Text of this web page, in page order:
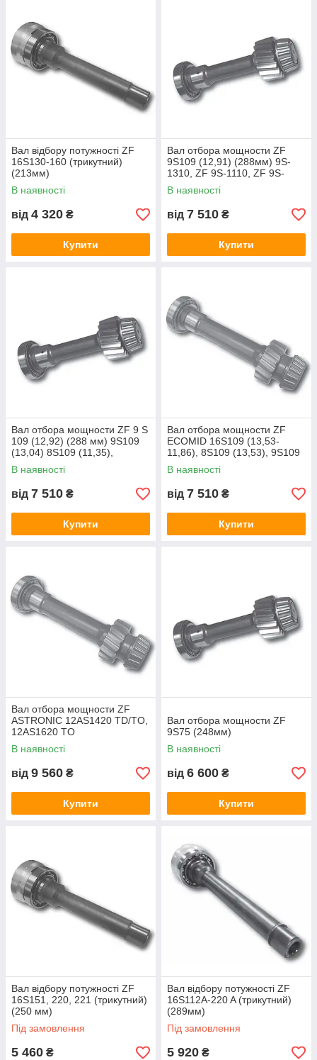
Вал відбору потужності ZF
16S130-160 (трикутний)
(213мм)
В наявності
від 4 320 ₴
Купити
Вал отбора мощности ZF
9S109 (12,91) (288мм) 9S-
1310, ZF 9S-1110, ZF 9S-
1110, ZTO 1109, ZF 16S109,
ZF 9S-1115
В наявності
від 7 510 ₴
Купити
Вал отбора мощности ZF 9 S
109 (12,92) (288 мм) 9S109
(13,04) 8S109 (11,35),
16S109 (13,30-13,42-13,04)
В наявності
від 7 510 ₴
Купити
Вал отбора мощности ZF
ECOMID 16S109 (13,53-
11,86), 8S109 (13,53), 9S109
(10,24-10,25)
В наявності
від 7 510 ₴
Купити
Вал отбора мощности ZF
ASTRONIC 12AS1420 TD/TO,
12AS1620 TO
В наявності
від 9 560 ₴
Купити
Вал отбора мощности ZF
9S75 (248мм)
В наявності
від 6 600 ₴
Купити
Вал відбору потужності ZF
16S151, 220, 221 (трикутний)
(250 мм)
Під замовлення
5 460 ₴
Вал відбору потужності ZF
16S112A-220 A (трикутний)
(289мм)
Під замовлення
5 920 ₴